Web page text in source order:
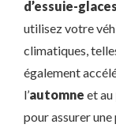
d’essuie-glaces
utilisez votre
climatiques,
également
l’automne et au
pour assurer